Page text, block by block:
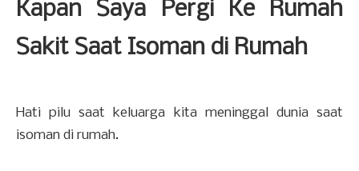
Kapan Saya Pergi Ke Rumah
Sakit Saat Isoman di Rumah
Hati pilu saat keluarga kita meninggal dunia saat
isoman di rumah.